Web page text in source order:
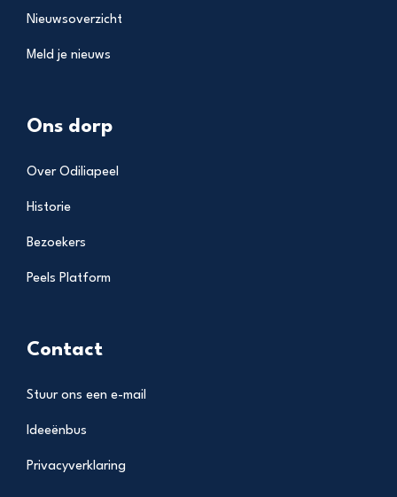
Nieuwsoverzicht
Meld je nieuws
Ons dorp
Over Odiliapeel
Historie
Bezoekers
Peels Platform
Contact
Stuur ons een e-mail
Ideeënbus
Privacyverklaring